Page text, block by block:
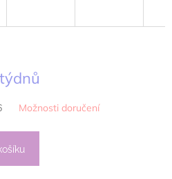
Možnosti doručení